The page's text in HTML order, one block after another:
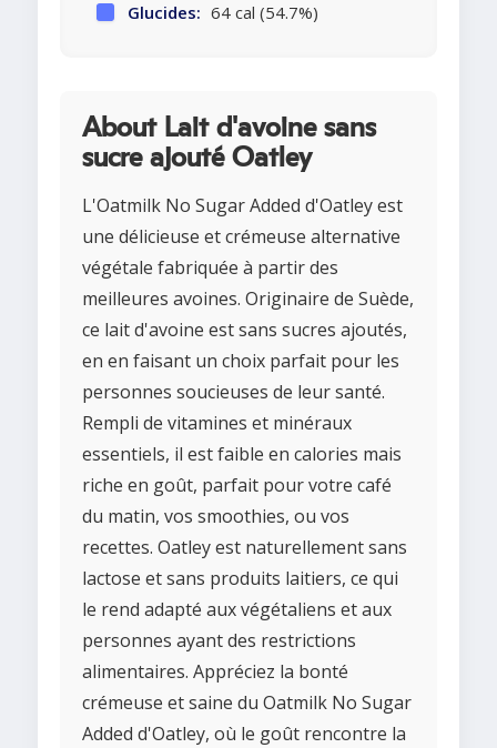
Glucides: 64 cal (54.7%)
About Lait d'avoine sans
sucre ajouté Oatley
L'Oatmilk No Sugar Added d'Oatley est
une délicieuse et crémeuse alternative
végétale fabriquée à partir des
meilleures avoines. Originaire de Suède,
ce lait d'avoine est sans sucres ajoutés,
en en faisant un choix parfait pour les
personnes soucieuses de leur santé.
Rempli de vitamines et minéraux
essentiels, il est faible en calories mais
riche en goût, parfait pour votre café
du matin, vos smoothies, ou vos
recettes. Oatley est naturellement sans
lactose et sans produits laitiers, ce qui
le rend adapté aux végétaliens et aux
personnes ayant des restrictions
alimentaires. Appréciez la bonté
crémeuse et saine du Oatmilk No Sugar
Added d'Oatley, où le goût rencontre la